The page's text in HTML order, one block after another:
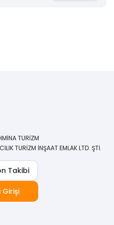
TURİZM
TURİZM İNŞAAT EMLAK LTD. ŞTİ.
Takibi
Girişi